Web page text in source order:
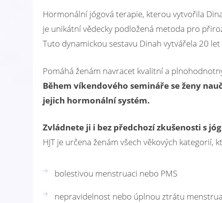
Hormonální jógová terapie, kterou vytvořila
je unikátní vědecky podložená metoda pro
Tuto dynamickou sestavu Dinah vytvářela 20
Pomáhá ženám navracet kvalitní a
Během víkendového semináře se ženy
jejich hormonální systém.
Zvládnete ji i bez předchozí zkušenosti s
HJT je určena ženám všech věkových
bolestivou menstruaci nebo PMS
nepravidelnost nebo úplnou ztrátu